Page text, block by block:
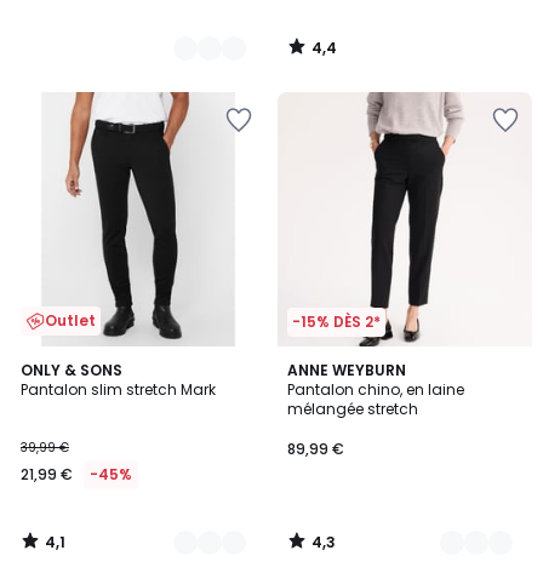
4,4
/
Outlet
ONLY & SONS
Pantalon slim stretch Mark
39,99 €
21,99 € -45%
4,1
/ 5
2
Couleurs
4,1
/
-15% DÈS 2*
ANNE WEYBURN
Pantalon chino, en laine
mélangée stretch
89,99 €
4,3
/ 5
2
Couleurs
4,3
/